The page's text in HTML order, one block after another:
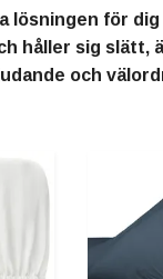
lösningen för
håller sig slätt,
och